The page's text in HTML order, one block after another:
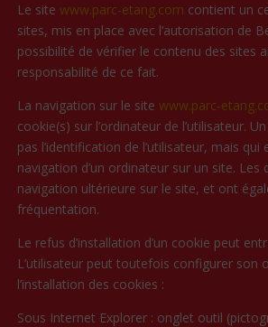
Le site www.parc-etang.com contient un
sites, mis en place avec l’autorisation de
possibilité de vérifier le contenu des sites
responsabilité de ce fait.
La navigation sur le site www.parc-
cookie(s) sur l’ordinateur de l’utilisateur.
pas l’identification de l’utilisateur, mais
navigation d’un ordinateur sur un site.
navigation ultérieure sur le site, et ont
fréquentation.
Le refus d’installation d’un cookie peut
L’utilisateur peut toutefois configurer
l’installation des cookies :
Sous Internet Explorer : onglet outil